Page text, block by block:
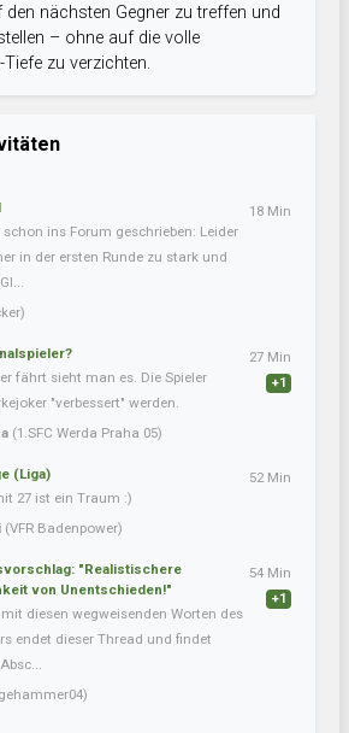
nächsten Gegner zu treffen und
– ohne auf die volle
zu verzichten.
schon ins Forum geschrieben: Leider
in der ersten Runde zu stark und
18 Min
fährt sieht man es. Die Spieler
"verbessert" werden.
(1.SFC Werda Praha 05)
27 Min
+1
(Liga)
27 ist ein Traum :)
(VFR Badenpower)
52 Min
"Realistischere
von Unentschieden!"
diesen wegweisenden Worten des
endet dieser Thread und findet
54 Min
+1